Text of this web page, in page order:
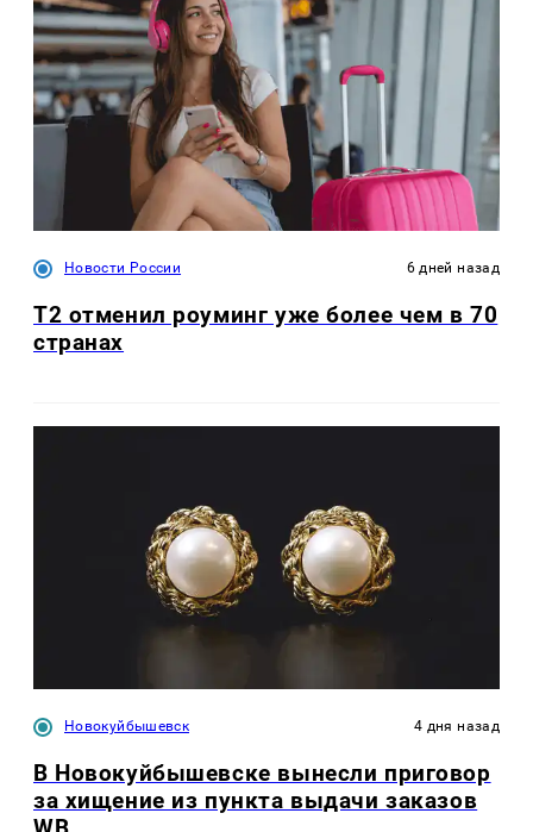
Новости России 6 дней назад
Т2 отменил роуминг уже более чем в 70
странах
Новокуйбышевск 4 дня назад
В Новокуйбышевске вынесли приговор
за хищение из пункта выдачи заказов